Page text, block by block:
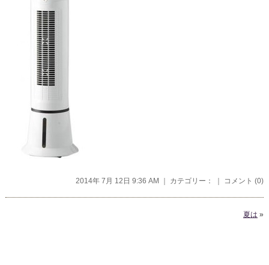
2014年 7月 12日 9:36 AM ｜ カテゴリー： ｜ コメント (0)
夏は »